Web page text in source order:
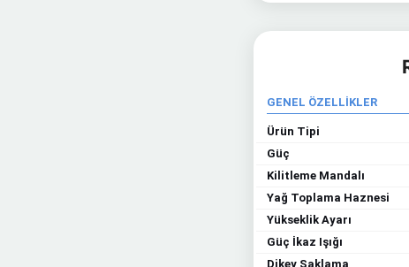
GENEL ÖZELLİKLER
Ürün Tipi
Güç
Kilitleme Mandalı
Yağ Toplama Haznesi
Yükseklik Ayarı
Güç İkaz Işığı
Dikey Saklama